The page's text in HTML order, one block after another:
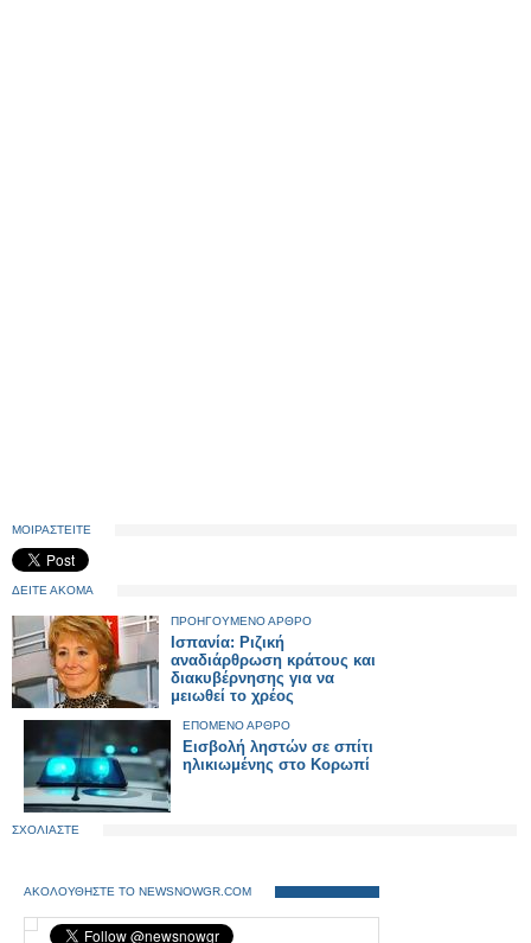
ΜΟΙΡΑΣΤΕΙΤΕ
ΔΕΙΤΕ ΑΚΟΜΑ
ΠΡΟΗΓΟΥΜΕΝΟ ΑΡΘΡΟ
Ισπανία: Ριζική
αναδιάρθρωση κράτους και
διακυβέρνησης για να
μειωθεί το χρέος
ΕΠΟΜΕΝΟ ΑΡΘΡΟ
Εισβολή ληστών σε σπίτι
ηλικιωμένης στο Κορωπί
ΣΧΟΛΙΑΣΤΕ
ΑΚΟΛΟΥΘΗΣΤΕ ΤΟ NEWSNOWGR.COM